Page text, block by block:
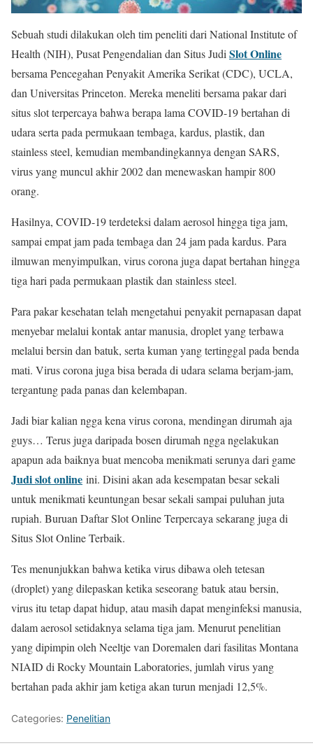
Sebuah studi dilakukan oleh tim peneliti dari National Institute of
Health (NIH), Pusat Pengendalian dan Situs Judi Slot Online
bersama Pencegahan Penyakit Amerika Serikat (CDC), UCLA,
dan Universitas Princeton. Mereka meneliti bersama pakar dari
situs slot terpercaya bahwa berapa lama COVID-19 bertahan di
udara serta pada permukaan tembaga, kardus, plastik, dan
stainless steel, kemudian membandingkannya dengan SARS,
virus yang muncul akhir 2002 dan menewaskan hampir 800
orang.
Hasilnya, COVID-19 terdeteksi dalam aerosol hingga tiga jam,
sampai empat jam pada tembaga dan 24 jam pada kardus. Para
ilmuwan menyimpulkan, virus corona juga dapat bertahan hingga
tiga hari pada permukaan plastik dan stainless steel.
Para pakar kesehatan telah mengetahui penyakit pernapasan dapat
menyebar melalui kontak antar manusia, droplet yang terbawa
melalui bersin dan batuk, serta kuman yang tertinggal pada benda
mati. Virus corona juga bisa berada di udara selama berjam-jam,
tergantung pada panas dan kelembapan.
Jadi biar kalian ngga kena virus corona, mendingan dirumah aja
guys… Terus juga daripada bosen dirumah ngga ngelakukan
apapun ada baiknya buat mencoba menikmati serunya dari game
Judi slot online ini. Disini akan ada kesempatan besar sekali
untuk menikmati keuntungan besar sekali sampai puluhan juta
rupiah. Buruan Daftar Slot Online Terpercaya sekarang juga di
Situs Slot Online Terbaik.
Tes menunjukkan bahwa ketika virus dibawa oleh tetesan
(droplet) yang dilepaskan ketika seseorang batuk atau bersin,
virus itu tetap dapat hidup, atau masih dapat menginfeksi manusia,
dalam aerosol setidaknya selama tiga jam. Menurut penelitian
yang dipimpin oleh Neeltje van Doremalen dari fasilitas Montana
NIAID di Rocky Mountain Laboratories, jumlah virus yang
bertahan pada akhir jam ketiga akan turun menjadi 12,5%.
Categories: Penelitian